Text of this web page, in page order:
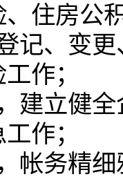
住房公
记、变
作；
建立健
作；
帐务精